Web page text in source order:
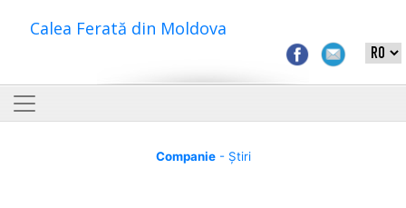
Calea Ferată din Moldova
Companie- Știri